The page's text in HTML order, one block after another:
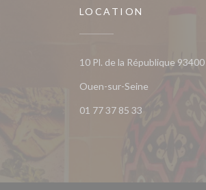
LOCATION
10 Pl. de la République
Ouen-sur-Seine((opens in a
01 77 37 85 33